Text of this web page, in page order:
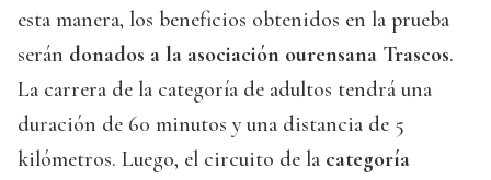
esta manera, los beneficios obtenidos en la prueba
serán donados a la asociación ourensana Trascos.
La carrera de la categoría de adultos tendrá una
duración de 60 minutos y una distancia de 5
kilómetros. Luego, el circuito de la categoría